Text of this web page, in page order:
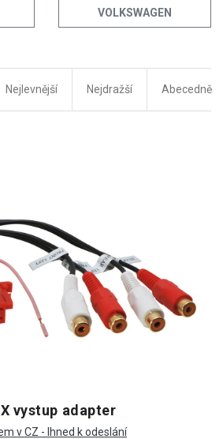
VOLKSWAGEN
Nejlevnější Nejdražší Abecedně
vystup adapter
v CZ - Ihned k odeslání